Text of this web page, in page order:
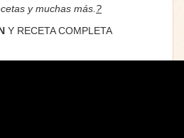
y muchas más. ?
Y RECETA COMPLETA